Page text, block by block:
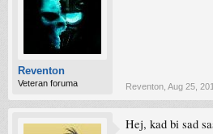
Reventon
Veteran foruma Reventon Aug 25,
Hej, kad bi sad